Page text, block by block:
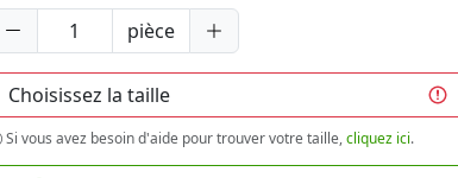
pièce
Si vous avez besoin d'aide pour trouver votre taille,cliquez ici.